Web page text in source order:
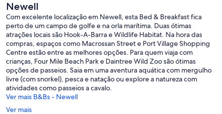
Newell
Com excelente localização em Newell, esta Bed & Breakfast fica
perto de um campo de golfe e na orla marítima. Duas ótimas
atrações locais são Hook-A-Barra e Wildlife Habitat. Na hora das
compras, espaços como Macrossan Street e Port Village Shopping
Centre estão entre as melhores opções. Para quem viaja com
crianças, Four Mile Beach Park e Daintree Wild Zoo são ótimas
opções de passeios. Saia em uma aventura aquática com mergulho
livre (com snorkel), pesca e natação ou explore a natureza com
atividades como passeios a cavalo.
Ver mais B&Bs - Newell
Ver mais